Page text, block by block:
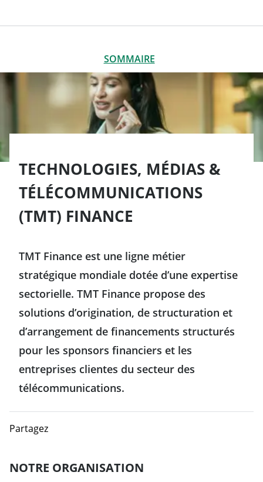
SOMMAIRE
Notre organisation
Nos implantations dans le monde
TECHNOLOGIES, MÉDIAS &
TÉLÉCOMMUNICATIONS
(TMT) FINANCE
TMT Finance est une ligne métier
stratégique mondiale dotée d’une expertise
sectorielle. TMT Finance propose des
solutions d’origination, de structuration et
d’arrangement de financements structurés
pour les sponsors financiers et les
entreprises clientes du secteur des
télécommunications.
Partagez
NOTRE ORGANISATION